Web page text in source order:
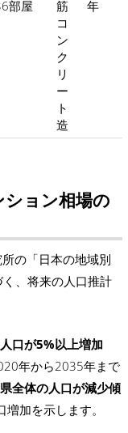
部屋
筋
コ
ン
ク
リ
ー
ト
造
年
ション相場の
の「日本の地域別
、将来の人口推計
人口が5%以上増加
年から2035年まで
全体の人口が減少傾
加を示します。